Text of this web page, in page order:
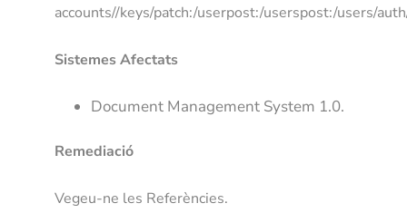
accounts//keys/patch:/userpost:/userspost:/users/
Sistemes Afectats
Document Management System 1.0.
Remediació
Vegeu-ne les Referències.